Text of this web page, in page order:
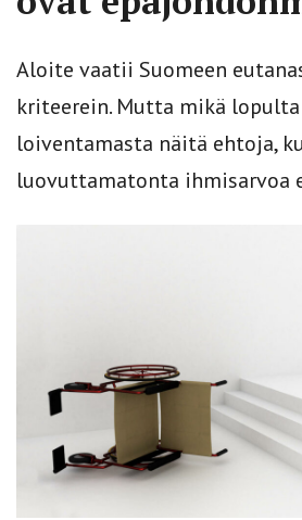
Aloite vaatii Suomeen
kriteerein. Mutta mikä
loiventamasta näitä ehtoja,
luovuttamatonta ihmisarvoa